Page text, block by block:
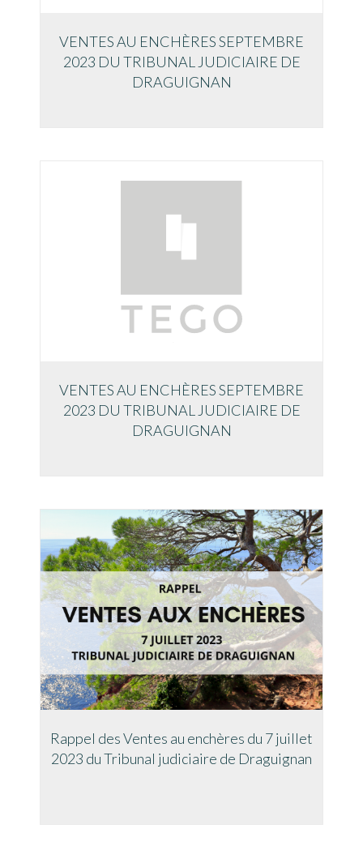
VENTES AU ENCHÈRES SEPTEMBRE
2023 DU TRIBUNAL JUDICIAIRE DE
DRAGUIGNAN
VENTES AU ENCHÈRES SEPTEMBRE
2023 DU TRIBUNAL JUDICIAIRE DE
DRAGUIGNAN
Rappel des Ventes au enchères du 7 juillet
2023 du Tribunal judiciaire de Draguignan